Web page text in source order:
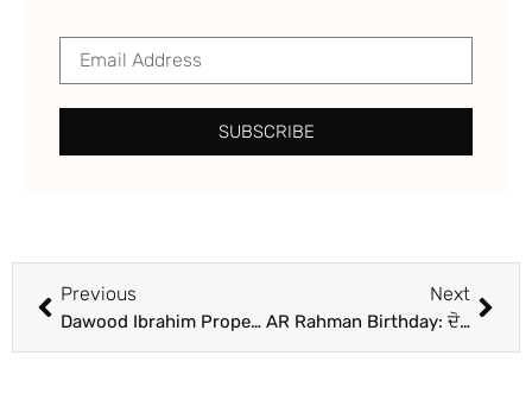
SUBSCRIBE
Previous
Dawood Ibrahim Properties Auction : ਅੱਜ ਹੋਏਗੀ ਦਾਊਦ ਇਬਰਾਹਿਮ ਦੀਆਂ ਜਾਇਦਾਦਾਂ ਦੀ ਨਿਲਾਮੀ, ਕੌਣ ਹੈ ਬੋਲੀਕਾਰ !
Next
AR Rahman Birthday: ਦੋ ਆਸਕਰ ਜਿੱਤਣ ਵਾਲੇ ਰਹਿਮਾਨ ਦੇ ਨਾਂ ‘ਤੇ ਕੈਨੇਡਾ ‘ਚ ਹੈ ਇਕ ਸੜਕ, ਪੜ੍ਹੋ ਦਿਲਚਸਪ ਕਿੱਸੇ